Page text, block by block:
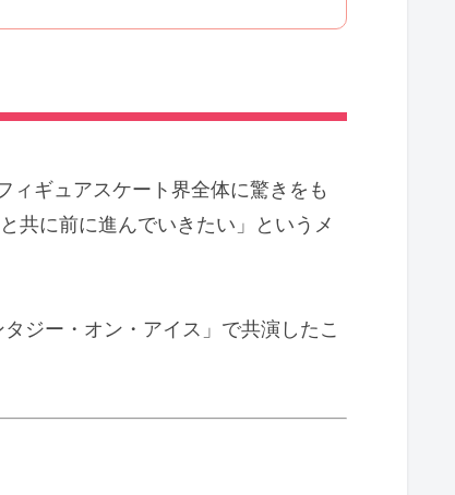
ギュアスケート界全体に驚きをも
共に前に進んでいきたい」というメ
ジー・オン・アイス」で共演したこ